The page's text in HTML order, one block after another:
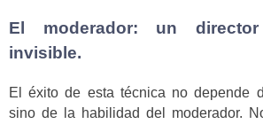
El moderador: un
invisible.
El éxito de esta técnica no depende
sino de la habilidad del moderador.